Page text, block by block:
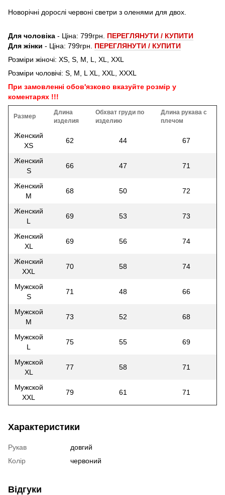
Новорічні дорослі червоні светри з оленями для двох.
Для чоловіка - Ціна: 799грн. ПЕРЕГЛЯНУТИ / КУПИТИ
Для жінки - Ціна: 799грн. ПЕРЕГЛЯНУТИ / КУПИТИ
Розміри жіночі: XS, S, M, L, XL, XXL
Розміри чоловічі: S, M, L XL, XXL, XXXL
При замовленні обов'язково вказуйте розмір у
коментарях !!!
Размер
Длина
изделия
Обхват груди по
изделию
Длина рукава с
плечом
Женский
XS
62 44 67
Женский
S
66 47 71
Женский
M
68 50 72
Женский
L
69 53 73
Женский
XL
69 56 74
Женский
XXL
70 58 74
Мужской
S
71 48 66
Мужской
M
73 52 68
Мужской
L
75 55 69
Мужской
XL
77 58 71
Мужской
XXL
79 61 71
Характеристики
Рукав
довгий
Колір
червоний
Відгуки